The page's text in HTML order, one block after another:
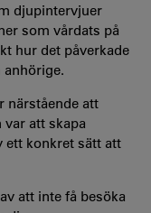
djupintervjuer
som vårdats på
hur det påverkade
närstående att
att skapa
ett konkret sätt att
att inte få besöka